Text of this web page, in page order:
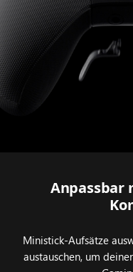
Controller
Series 2
angebracht
werden.
Anpassbar
Ministick-Aufsätze
austauschen, um